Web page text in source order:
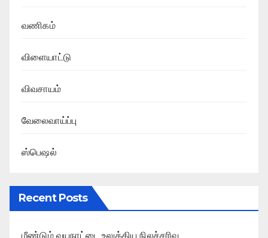
வணிகம்
விளையாட்டு
விவசாயம்
வேலைவாய்ப்பு
ஸ்பெஷல்
Recent Posts
மீண்டும் வயநாட்டை உலுக்கிய நிலச்சரிவு